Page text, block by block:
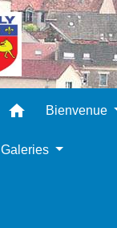
home Bienvenue
Galeries